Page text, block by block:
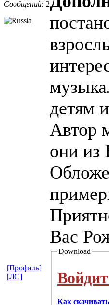
Сообщений: 2
детям
Автор
они из
Вас
Download
Как скачивать
[Профиль]
[ЛС]